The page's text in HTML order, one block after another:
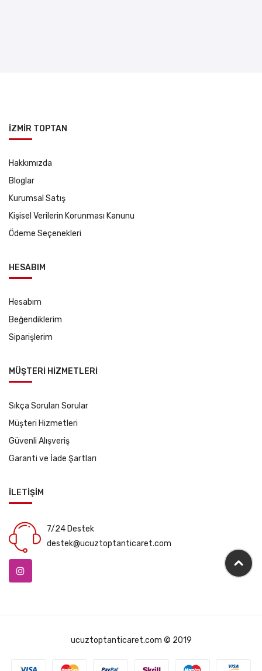
İZMİR TOPTAN
Hakkımızda
Bloglar
Kurumsal Satış
Kişisel Verilerin Korunması Kanunu
Ödeme Seçenekleri
HESABIM
Hesabım
Beğendiklerim
Siparişlerim
MÜŞTERİ HİZMETLERİ
Sıkça Sorulan Sorular
Müşteri Hizmetleri
Güvenli Alışveriş
Garanti ve İade Şartları
İLETİŞİM
7/24 Destek
destek@ucuztoptanticaret.com
ucuztoptanticaret.com © 2019